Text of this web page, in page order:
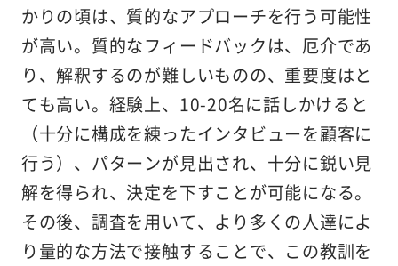
かりの頃は、質的なアプローチを行う可能性
が高い。質的なフィードバックは、厄介であ
り、解釈するのが難しいものの、重要度はと
ても高い。経験上、10-20名に話しかけると
（十分に構成を練ったインタビューを顧客に
行う）、パターンが見出され、十分に鋭い見
解を得られ、決定を下すことが可能になる。
その後、調査を用いて、より多くの人達によ
り量的な方法で接触することで、この教訓を